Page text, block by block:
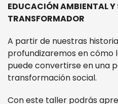
EDUCACIÓN AMBIENTAL Y
TRANSFORMADOR
A partir de nuestras
profundizaremos en cómo
puede convertirse en una
transformación social.
Con este taller podrás